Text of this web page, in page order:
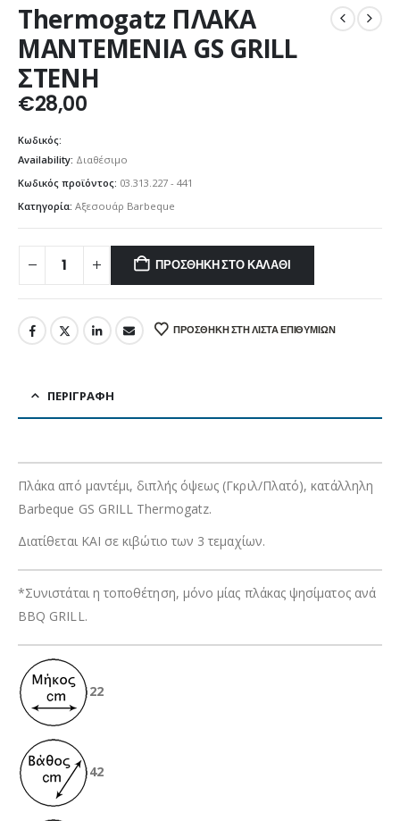
Thermogatz ΠΛΑΚΑ
ΜΑΝΤΕΜΕΝΙΑ GS GRILL
ΣΤΕΝΗ
€28,00
Κωδικός:
Availability: Διαθέσιμο
Κωδικός προϊόντος: 03.313.227 - 441
Κατηγορία: Αξεσουάρ Barbeque
ΠΡΟΣΘΉΚΗ ΣΤΟ ΚΑΛΆΘΙ
ΠΡΟΣΘΉΚΗ ΣΤΗ ΛΊΣΤΑ ΕΠΙΘΥΜΙΏΝ
ΠΕΡΙΓΡΑΦΉ
Πλάκα από μαντέμι, διπλής όψεως (Γκριλ/Πλατό), κατάλληλη
Barbeque GS GRILL Thermogatz.
Διατίθεται ΚΑΙ σε κιβώτιο των 3 τεμαχίων.
*Συνιστάται η τοποθέτηση, μόνο μίας πλάκας ψησίματος ανά
BBQ GRILL.
22
42